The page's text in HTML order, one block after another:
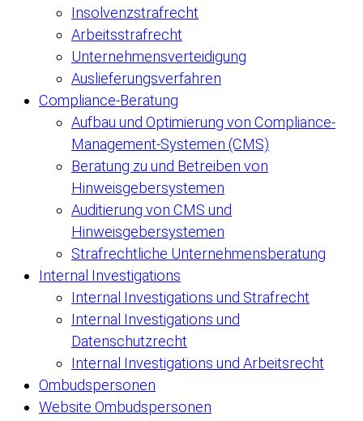
Insolvenzstrafrecht
Arbeitsstrafrecht
Unternehmensverteidigung
Auslieferungsverfahren
Compliance-Beratung
Aufbau und Optimierung von Compliance-
Management-Systemen (CMS)
Beratung zu und Betreiben von
Hinweisgebersystemen
Auditierung von CMS und
Hinweisgebersystemen
Strafrechtliche Unternehmensberatung
Internal Investigations
Internal Investigations und Strafrecht
Internal Investigations und
Datenschutzrecht
Internal Investigations und Arbeitsrecht
Ombudspersonen
Website Ombudspersonen